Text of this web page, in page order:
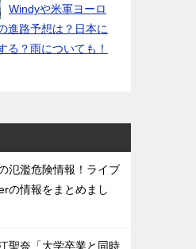
Windyや米軍ヨーロ
進路予想は？日本に
る？雨についても！
氾濫危険情報！ライブ
の情報をまとめまし
聖奈「大学卒業と同時